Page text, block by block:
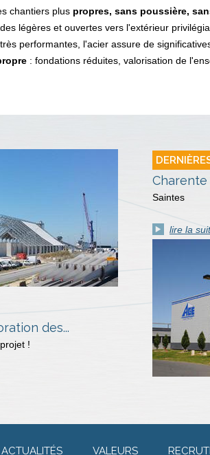
chantiers plus propres, sans poussière,
légères et ouvertes vers l'extérieur
performantes, l'acier assure de
: fondations réduites, valorisation de
des...
! Calvados
ACTUALITÉS VALEURS